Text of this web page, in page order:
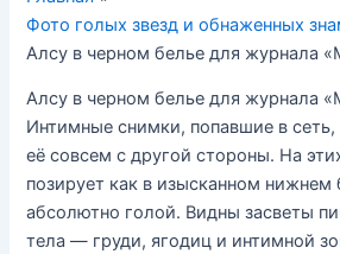
Фото голых звезд и обнаженных
Алсу в черном белье для журнала
Алсу в черном белье для журнала
Интимные снимки, попавшие в сеть,
её совсем с другой стороны. На
позирует как в изысканном нижнем
абсолютно голой. Видны засветы
тела — груди, ягодиц и интимной